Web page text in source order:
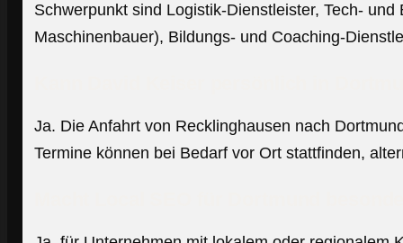
Schwerpunkt sind Logistik-Dienstleister, Tech-
Maschinenbauer), Bildungs- und Coaching-
Ja. Die Anfahrt von Recklinghausen nach
Termine können bei Bedarf vor Ort stattfinden,